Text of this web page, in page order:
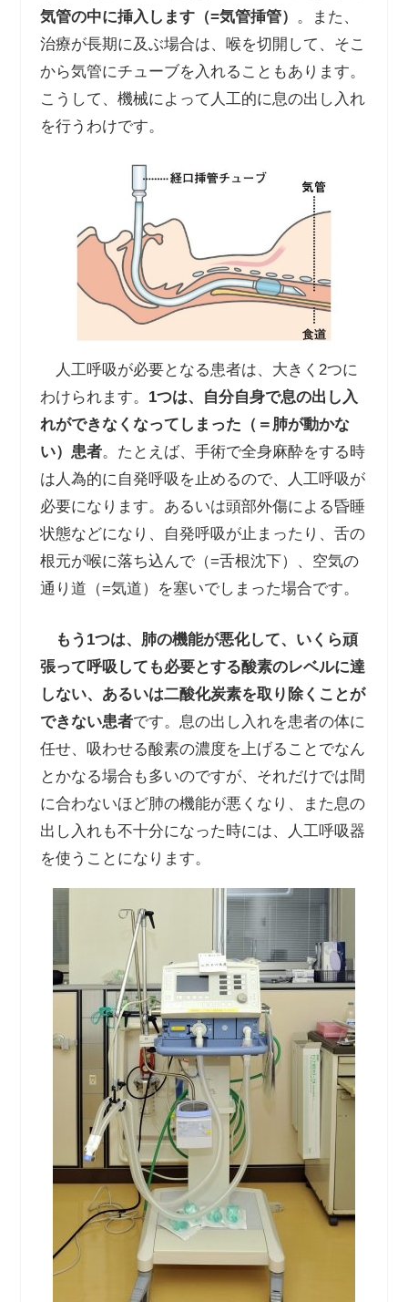
気管の中に挿入します（=気管挿管） 。また、
治療が長期に及ぶ場合は、喉を切開して、そこ
から気管にチューブを入れることもあります。
こうして、機械によって人工的に息の出し入れ
を行うわけです。
人工呼吸が必要となる患者は、大きく2つに
わけられます。 1つは、自分自身で息の出し入
れができなくなってしまった（＝肺が動かな
い）患者。たとえば、手術で全身麻酔をする時
は人為的に自発呼吸を止めるので、人工呼吸が
必要になります。あるいは頭部外傷による昏睡
状態などになり、自発呼吸が止まったり、舌の
根元が喉に落ち込んで（=舌根沈下）、空気の
通り道（=気道）を塞いでしまった場合です。
もう 1つは、肺の機能が悪化して、いくら頑
張って呼吸しても必要とする酸素のレベルに達
しない、あるいは二酸化炭素を取り除くことが
できない患者です。息の出し入れを患者の体に
任せ、吸わせる酸素の濃度を上げることでなん
とかなる場合も多いのですが、それだけでは間
に合わないほど肺の機能が悪くなり、また息の
出し入れも不十分になった時には、人工呼吸器
を使うことになります。